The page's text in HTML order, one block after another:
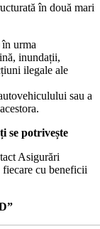
în două mari
urma
inundații,
ilegale ale
sau a
se potrivește
Asigurări
cu beneficii